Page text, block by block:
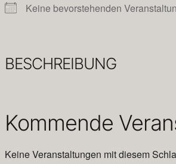
Keine bevorstehenden
BESCHREIBUNG
Kommende
Keine Veranstaltungen mit diesem